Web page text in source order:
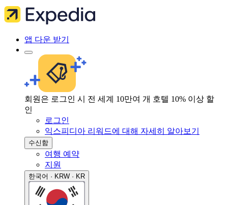
앱 다운 받기
회원은 로그인 시 전 세계 10만여 개 호텔 10% 이상 할
인
로그인
익스피디아 리워드에 대해 자세히 알아보기
수신함
여행 예약
지원
한국어 · KRW · KR